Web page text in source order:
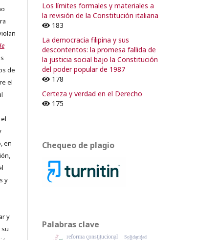
de
el
en
y
y
Los límites formales y materiales a
la revisión de la Constitución italiana
183
La democracia filipina y sus
descontentos: la promesa fallida de
la justicia social bajo la Constitución
del poder popular de 1987
178
Certeza y verdad en el Derecho
175
Chequeo de plagio
Palabras clave
reforma constitucional Solidaridad